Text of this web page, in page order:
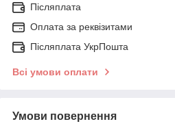
Післяплата
Оплата за реквізитами
Післяплата УкрПошта
Всі умови оплати
Умови повернення